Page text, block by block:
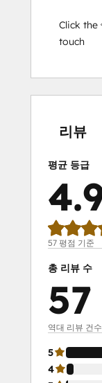
Click the
touch
리뷰
평균 등급
57 평점 기준
총 리뷰 수
57
역대 리뷰 건수
5
4